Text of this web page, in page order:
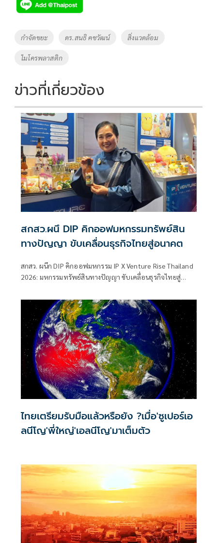
Tags
กำจัดขยะ ดร.สนธิ คชวัฒน์ สิ่งแวดล้อม
ไมโครพลาสติก
ข่าวที่เกี่ยวข้อง
สกสว.ผนึ DIP คิกออฟมหกรรมทรัพย์สิน
ทางปัญญา ขับเคลื่อนธุรกิจไทยสู่อนาคต
สกสว. ผนึก DIP คิกออฟมหกรรม IP X Venture Rise Thailand
2026: มหกรรมทรัพย์สินทางปัญญา ขับเคลื่อนธุรกิจไทยสู่
กองทุน ววน. เพิ่มคุณค่างานวิจัยไทย
ไทยเตรียมรับมือแล้วหรือยัง ?เมื่อ'ซูเปอร์เอ
ลนีโญ'พี่ใหญ่'เอลนีโญ'มาเต็มตัว